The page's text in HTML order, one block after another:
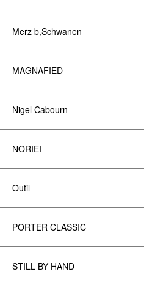
Merz b,Schwanen
MAGNAFIED
Nigel Cabourn
NORIEI
Outil
PORTER CLASSIC
STILL BY HAND